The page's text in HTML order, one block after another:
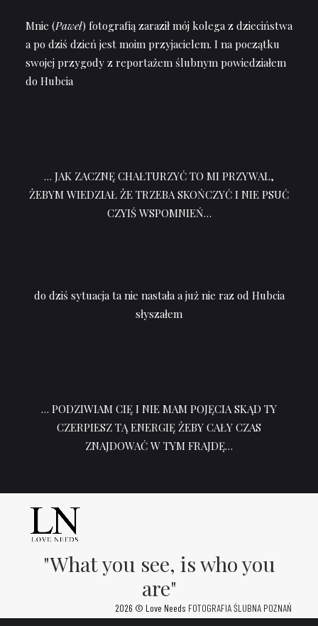
Mnie (Paweł) fotografią zaraził mój kolega z dzieciństwa
a po dziś dzień jest moim przyjacielem. I na początku
swojej przygody z reportażem ślubnym powiedziałem
do Hubcia
… JAK ZACZNĘ CHAŁTURZYĆ TO MI PRZYWAL,
ŻEBYM WIEDZIAŁ ŻE TRZEBA SKOŃCZYĆ I NIE PSUĆ
CZYIŚ WSPOMNIEŃ…
do dziś sytuacja ta nie nastała a już nie raz od Hubcia
słyszałem
… PODZIWIAM CIĘ I NIE MAM POJĘCIA SKĄD TY
CZERPIESZ TĄ ENERGIĘ ŻEBY CAŁY CZAS
ZNAJDOWAĆ W TYM FRAJDĘ…
"What you see, is who you
are"
2026 © Love Needs FOTOGRAFIA ŚLUBNA POZNAŃ